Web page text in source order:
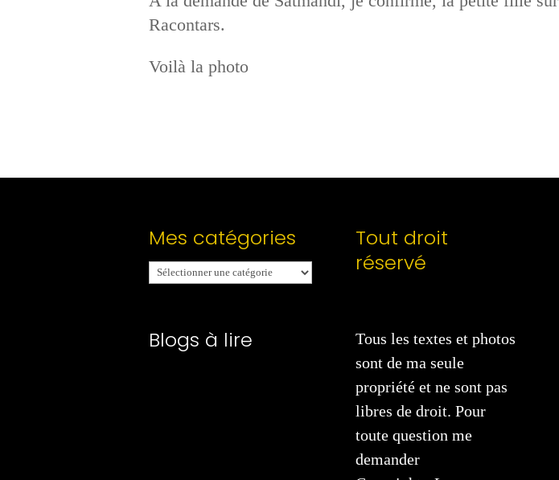
Racontars.
Voilà la photo
Mes catégories
Mes
catégories
Blogs à lire
Tout droit
réservé
Tous les textes et photos
sont de ma seule
propriété et ne sont pas
libres de droit. Pour
toute question me
demander